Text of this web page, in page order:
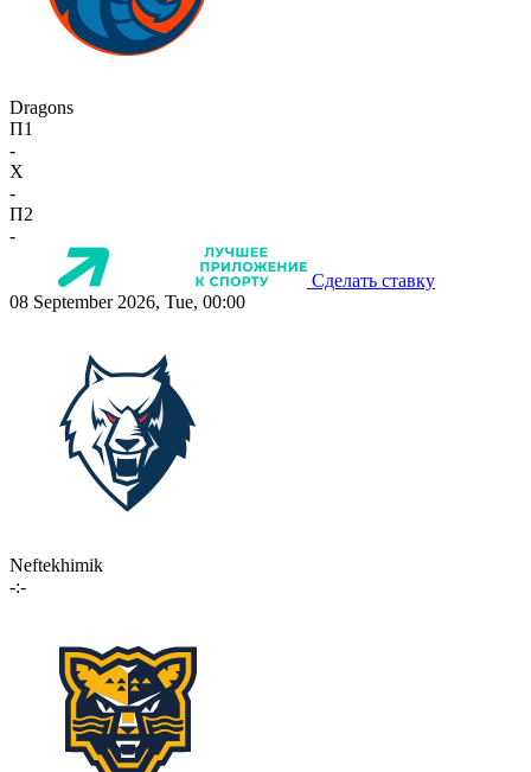
Dragons
П1
-
X
-
П2
-
Сделать ставку
08 September 2026, Tue, 00:00
Neftekhimik
-:-